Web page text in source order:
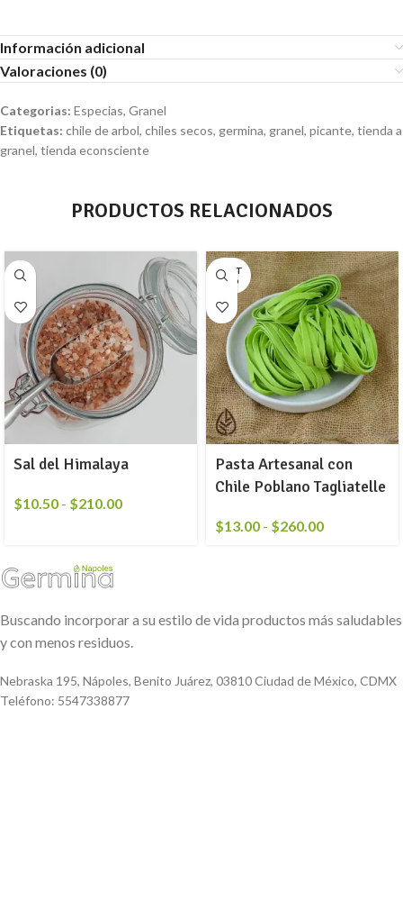
Información adicional
Valoraciones (0)
Categorias: Especias, Granel
Etiquetas: chile de arbol, chiles secos, germina, granel, picante, tienda a
granel, tienda econsciente
PRODUCTOS RELACIONADOS
Sal del Himalaya
$10.50 - $210.00
AGOT
ADO
Pasta Artesanal con
Chile Poblano Tagliatelle
$13.00 - $260.00
Buscando incorporar a su estilo de vida productos más saludables
y con menos residuos.
Nebraska 195, Nápoles, Benito Juárez, 03810 Ciudad de México, CDMX
Teléfono: 5547338877